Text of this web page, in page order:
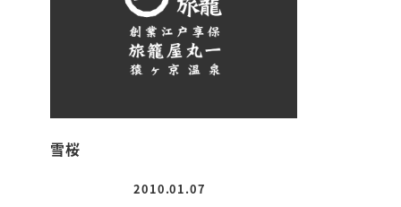
雪桜
投稿日
2010.01.07